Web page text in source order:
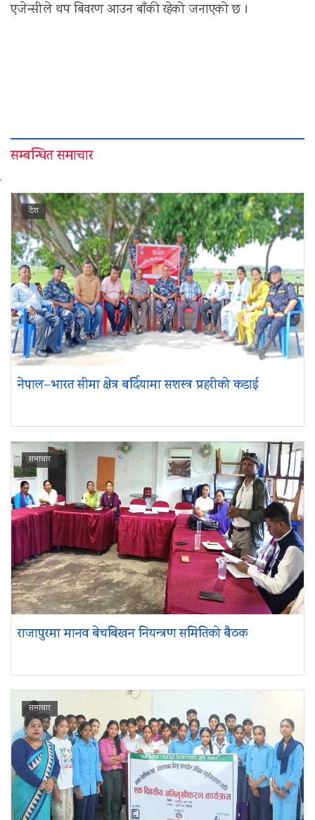
एजेन्सीले थप बिवरण आउन बाँकी रहेको जनाएको छ ।
सम्बन्धित समाचार
'
देश
नेपाल–भारत सीमा क्षेत्र बर्दियामा सशस्त्र प्रहरीको कडाई
समाचार
राजापुरमा मानव बेचबिखन नियन्त्रण समितिको बैठक
समाचार